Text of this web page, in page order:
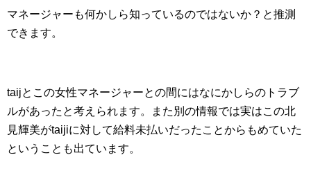
マネージャーも何かしら知っているのではないか？と推測
できます。
taijとこの女性マネージャーとの間にはなにかしらのトラブ
ルがあったと考えられます。また別の情報では実はこの北
見輝美がtaijiに対して給料未払いだったことからもめていた
ということも出ています。